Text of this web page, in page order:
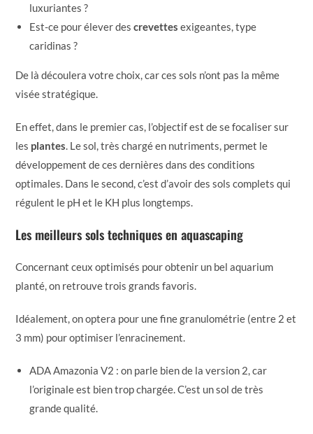
luxuriantes ?
Est-ce pour élever descrevettes exigeantes, type
caridinas ?
De là découlera votre choix, car ces sols n’ont pas la même
visée stratégique.
En effet, dans le premier cas, l’objectif est de se focaliser sur
les plantes. Le sol, très chargé en nutriments, permet le
développement de ces dernières dans des conditions
optimales. Dans le second, c’est d’avoir des sols complets qui
régulent le pH et le KH plus longtemps.
Les meilleurs sols techniques en aquascaping
Concernant ceux optimisés pour obtenir un bel aquarium
planté, on retrouve trois grands favoris.
Idéalement, on optera pour une fine granulométrie (entre 2 et
3 mm) pour optimiser l’enracinement.
ADA Amazonia V2 : on parle bien de la version 2, car
l’originale est bien trop chargée. C’est un sol de très
grande qualité.